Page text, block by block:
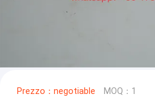
Prezzo：negotiable MOQ：1